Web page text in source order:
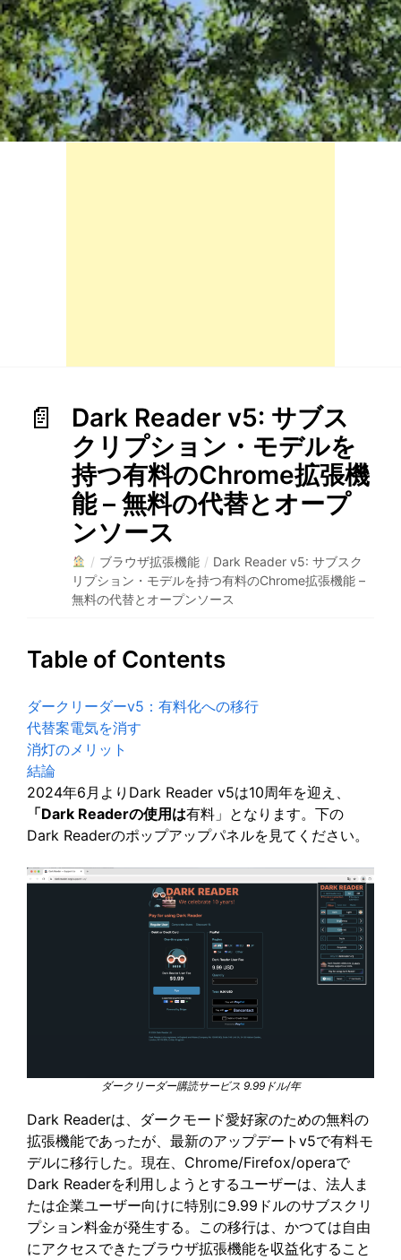
Dark Reader v5: サブス
クリプション・モデルを
持つ有料のChrome拡張機
能 – 無料の代替とオープ
ンソース
/ ブラウザ拡張機能 / Dark Reader v5: サブスク
リプション・モデルを持つ有料のChrome拡張機能 –
無料の代替とオープンソース
Table of Contents
ダークリーダーv5：有料化への移行
代替案電気を消す
消灯のメリット
結論
2024年6月よりDark Reader v5は10周年を迎え、
「Dark Readerの使用は有料」となります。下の
Dark Readerのポップアップパネルを見てください。
ダークリーダー購読サービス 9.99ドル/年
Dark Readerは、ダークモード愛好家のための無料の
拡張機能であったが、最新のアップデートv5で有料モ
デルに移行した。現在、Chrome/Firefox/operaで
Dark Readerを利用しようとするユーザーは、法人ま
たは企業ユーザー向けに特別に9.99ドルのサブスクリ
プション料金が発生する。この移行は、かつては自由
にアクセスできたブラウザ拡張機能を収益化すること